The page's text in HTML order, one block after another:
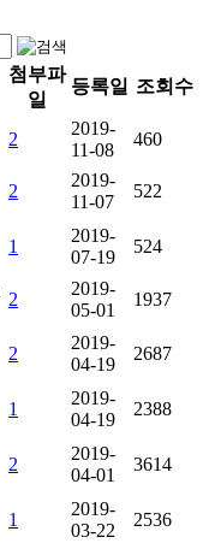
첨부파
일
등록일 조회수
2
2019-
11-08
460
2
2019-
11-07
522
1
2019-
07-19
524
2
2019-
05-01
1937
2
2019-
04-19
2687
1
2019-
04-19
2388
2
2019-
04-01
3614
1
2019-
03-22
2536